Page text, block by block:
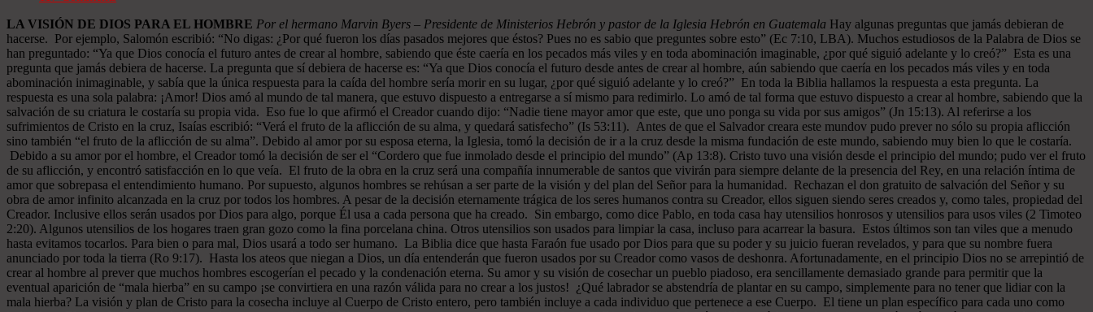
LA VISIÓN DE DIOS PARA EL HOMBRE Por el hermano Marvin Byers – Presidente de Ministerios Hebrón y pastor de la Iglesia Hebrón en Guatemala Hay algunas preguntas que jamás debieran de
hacerse. Por ejemplo, Salomón escribió: “No digas: ¿Por qué fueron los días pasados mejores que éstos? Pues no es sabio que preguntes sobre esto” (Ec 7:10, LBA). Muchos estudiosos de la Palabra de Dios se
han preguntado: “Ya que Dios conocía el futuro antes de crear al hombre, sabiendo que éste caería en los pecados más viles y en toda abominación imaginable, ¿por qué siguió adelante y lo creó?” Esta es una
pregunta que jamás debiera de hacerse. La pregunta que sí debiera de hacerse es: “Ya que Dios conocía el futuro desde antes de crear al hombre, aún sabiendo que caería en los pecados más viles y en toda
abominación inimaginable, y sabía que la única respuesta para la caída del hombre sería morir en su lugar, ¿por qué siguió adelante y lo creó?” En toda la Biblia hallamos la respuesta a esta pregunta. La
respuesta es una sola palabra: ¡Amor! Dios amó al mundo de tal manera, que estuvo dispuesto a entregarse a sí mismo para redimirlo. Lo amó de tal forma que estuvo dispuesto a crear al hombre, sabiendo que la
salvación de su criatura le costaría su propia vida. Eso fue lo que afirmó el Creador cuando dijo: “Nadie tiene mayor amor que este, que uno ponga su vida por sus amigos” (Jn 15:13). Al referirse a los
sufrimientos de Cristo en la cruz, Isaías escribió: “Verá el fruto de la aflicción de su alma, y quedará satisfecho” (Is 53:11). Antes de que el Salvador creara este mundov pudo prever no sólo su propia aflicción
sino también “el fruto de la aflicción de su alma”. Debido al amor por su esposa eterna, la Iglesia, tomó la decisión de ir a la cruz desde la misma fundación de este mundo, sabiendo muy bien lo que le costaría.
Debido a su amor por el hombre, el Creador tomó la decisión de ser el “Cordero que fue inmolado desde el principio del mundo” (Ap 13:8). Cristo tuvo una visión desde el principio del mundo; pudo ver el fruto
de su aflicción, y encontró satisfacción en lo que veía. El fruto de la obra en la cruz será una compañía innumerable de santos que vivirán para siempre delante de la presencia del Rey, en una relación íntima de
amor que sobrepasa el entendimiento humano. Por supuesto, algunos hombres se rehúsan a ser parte de la visión y del plan del Señor para la humanidad. Rechazan el don gratuito de salvación del Señor y su
obra de amor infinito alcanzada en la cruz por todos los hombres. A pesar de la decisión eternamente trágica de los seres humanos contra su Creador, ellos siguen siendo seres creados y, como tales, propiedad del
Creador. Inclusive ellos serán usados por Dios para algo, porque Él usa a cada persona que ha creado. Sin embargo, como dice Pablo, en toda casa hay utensilios honrosos y utensilios para usos viles (2 Timoteo
2:20). Algunos utensilios de los hogares traen gran gozo como la fina porcelana china. Otros utensilios son usados para limpiar la casa, incluso para acarrear la basura. Estos últimos son tan viles que a menudo
hasta evitamos tocarlos. Para bien o para mal, Dios usará a todo ser humano. La Biblia dice que hasta Faraón fue usado por Dios para que su poder y su juicio fueran revelados, y para que su nombre fuera
anunciado por toda la tierra (Ro 9:17). Hasta los ateos que niegan a Dios, un día entenderán que fueron usados por su Creador como vasos de deshonra. Afortunadamente, en el principio Dios no se arrepintió de
crear al hombre al prever que muchos hombres escogerían el pecado y la condenación eterna. Su amor y su visión de cosechar un pueblo piadoso, era sencillamente demasiado grande para permitir que la
eventual aparición de “mala hierba” en su campo ¡se convirtiera en una razón válida para no crear a los justos! ¿Qué labrador se abstendría de plantar en su campo, simplemente para no tener que lidiar con la
mala hierba? La visión y plan de Cristo para la cosecha incluye al Cuerpo de Cristo entero, pero también incluye a cada individuo que pertenece a ese Cuerpo. El tiene un plan específico para cada uno como